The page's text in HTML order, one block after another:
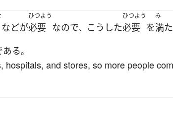
などが
ひつよう
必要 なので、 こうした
ひつよう
必要 を
み
満
ある。
and stores, so more people